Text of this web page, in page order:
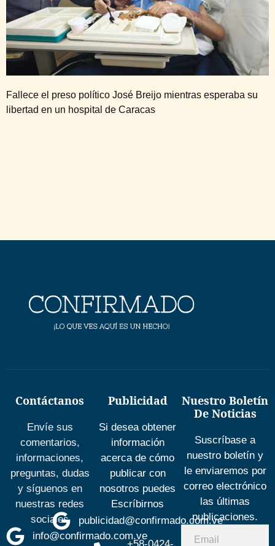
Fallece el preso político José Breijo mientras esperaba su
libertad en un hospital de Caracas
Contáctanos
Envíe sus
comentarios,
informaciones,
preguntas, dudas
y síguenos en
nuestras redes
sociales
info@confirmado.com.ve
Publicidad
Si desea obtener
información
acerca de cómo
publicar con
nosotros puedes
Escríbirnos
publicidad@confirmado.com.ve
+58-0424-
Nuestro Boletín
De Noticias
Suscríbase a
nuestro boletín y
le enviaremos por
correo electrónico
las últimas
publicaciones.